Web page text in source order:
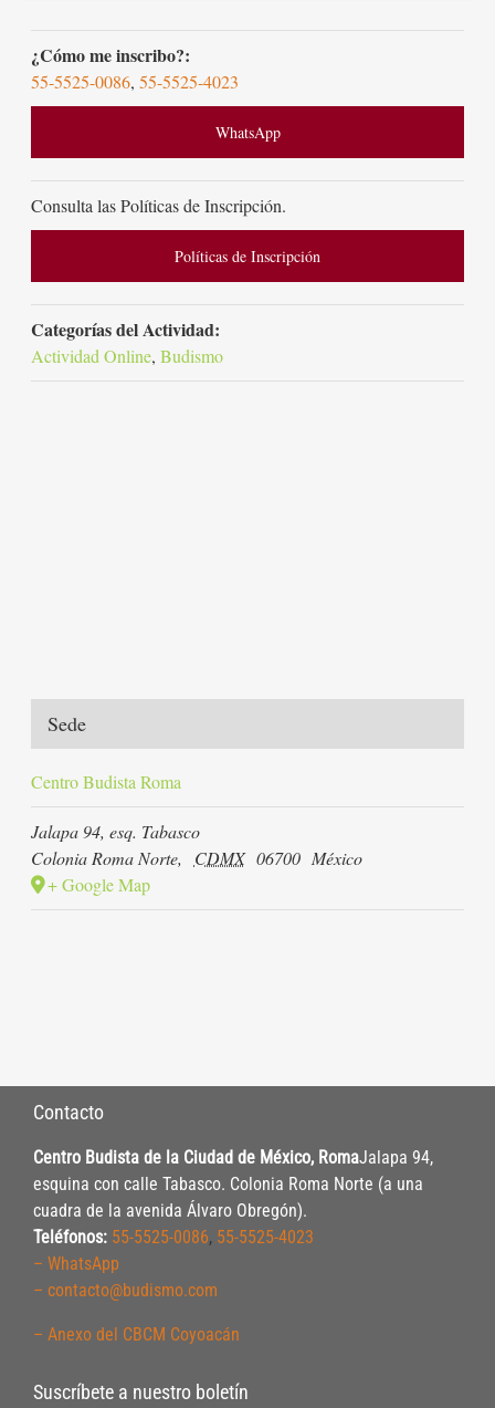
¿Cómo me inscribo?:
55-5525-0086,55-5525-4023
WhatsApp
Consulta las Políticas de Inscripción.
Políticas de Inscripción
Categorías del Actividad:
Actividad Online,Budismo
Sede
Centro Budista Roma
Jalapa 94, esq. Tabasco
Colonia Roma Norte, CDMX 06700 México
+ Google Map
Contacto
Centro Budista de la Ciudad de México, RomaJalapa 94,
esquina con calle Tabasco. Colonia Roma Norte (a una
cuadra de la avenida Álvaro Obregón).
Teléfonos: 55-5525-0086, 55-5525-4023
– WhatsApp
– contacto@budismo.com
– Anexo del CBCM Coyoacán
Suscríbete a nuestro boletín